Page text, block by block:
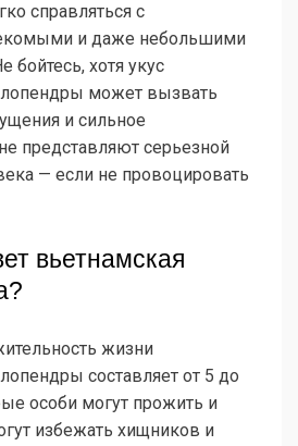
справляться с
и даже небольшими
бойтесь, хотя укус
может вызвать
и сильное
представляют серьезной
— если не провоцировать
вьетнамская
жизни
составляет от 5 до
особи могут прожить и
избежать хищников и